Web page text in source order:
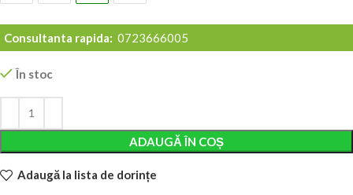
Consultanta rapida: 0723666005
În stoc
ADAUGĂ ÎN COȘ
Alternative:
Adaugă la lista de dorințe